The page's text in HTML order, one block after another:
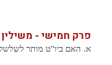
פרק חמישי - משילין
א. האם ביו"ט מותר לשלשל